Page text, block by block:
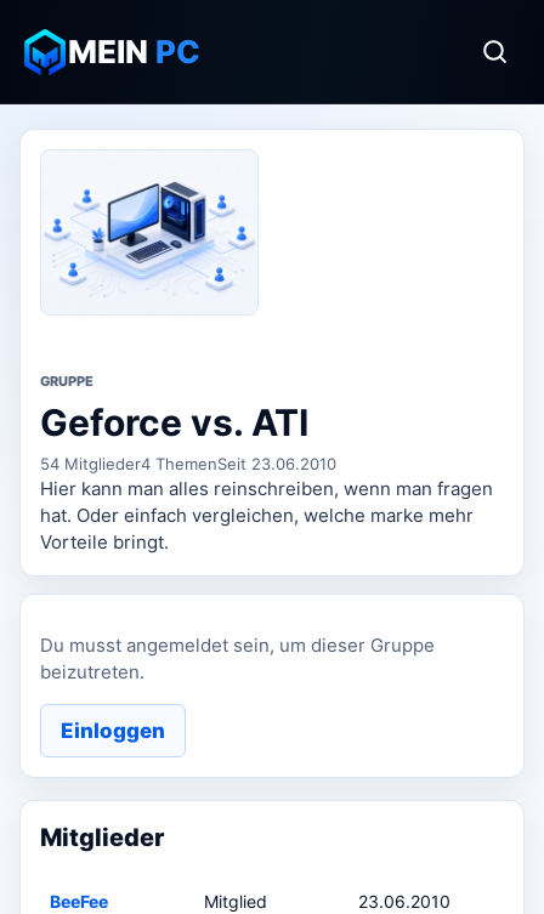
MEIN PC
GRUPPE
Geforce vs. ATI
54 Mitglieder4 ThemenSeit 23.06.2010
Hier kann man alles reinschreiben, wenn man fragen
hat. Oder einfach vergleichen, welche marke mehr
Vorteile bringt.
Du musst angemeldet sein, um dieser Gruppe
beizutreten.
Einloggen
Mitglieder
BeeFee Mitglied 23.06.2010